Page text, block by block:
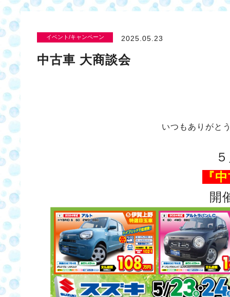
イベント/キャンペーン 2025.05.23
中古車 大商談会
いつもありがと
『
開